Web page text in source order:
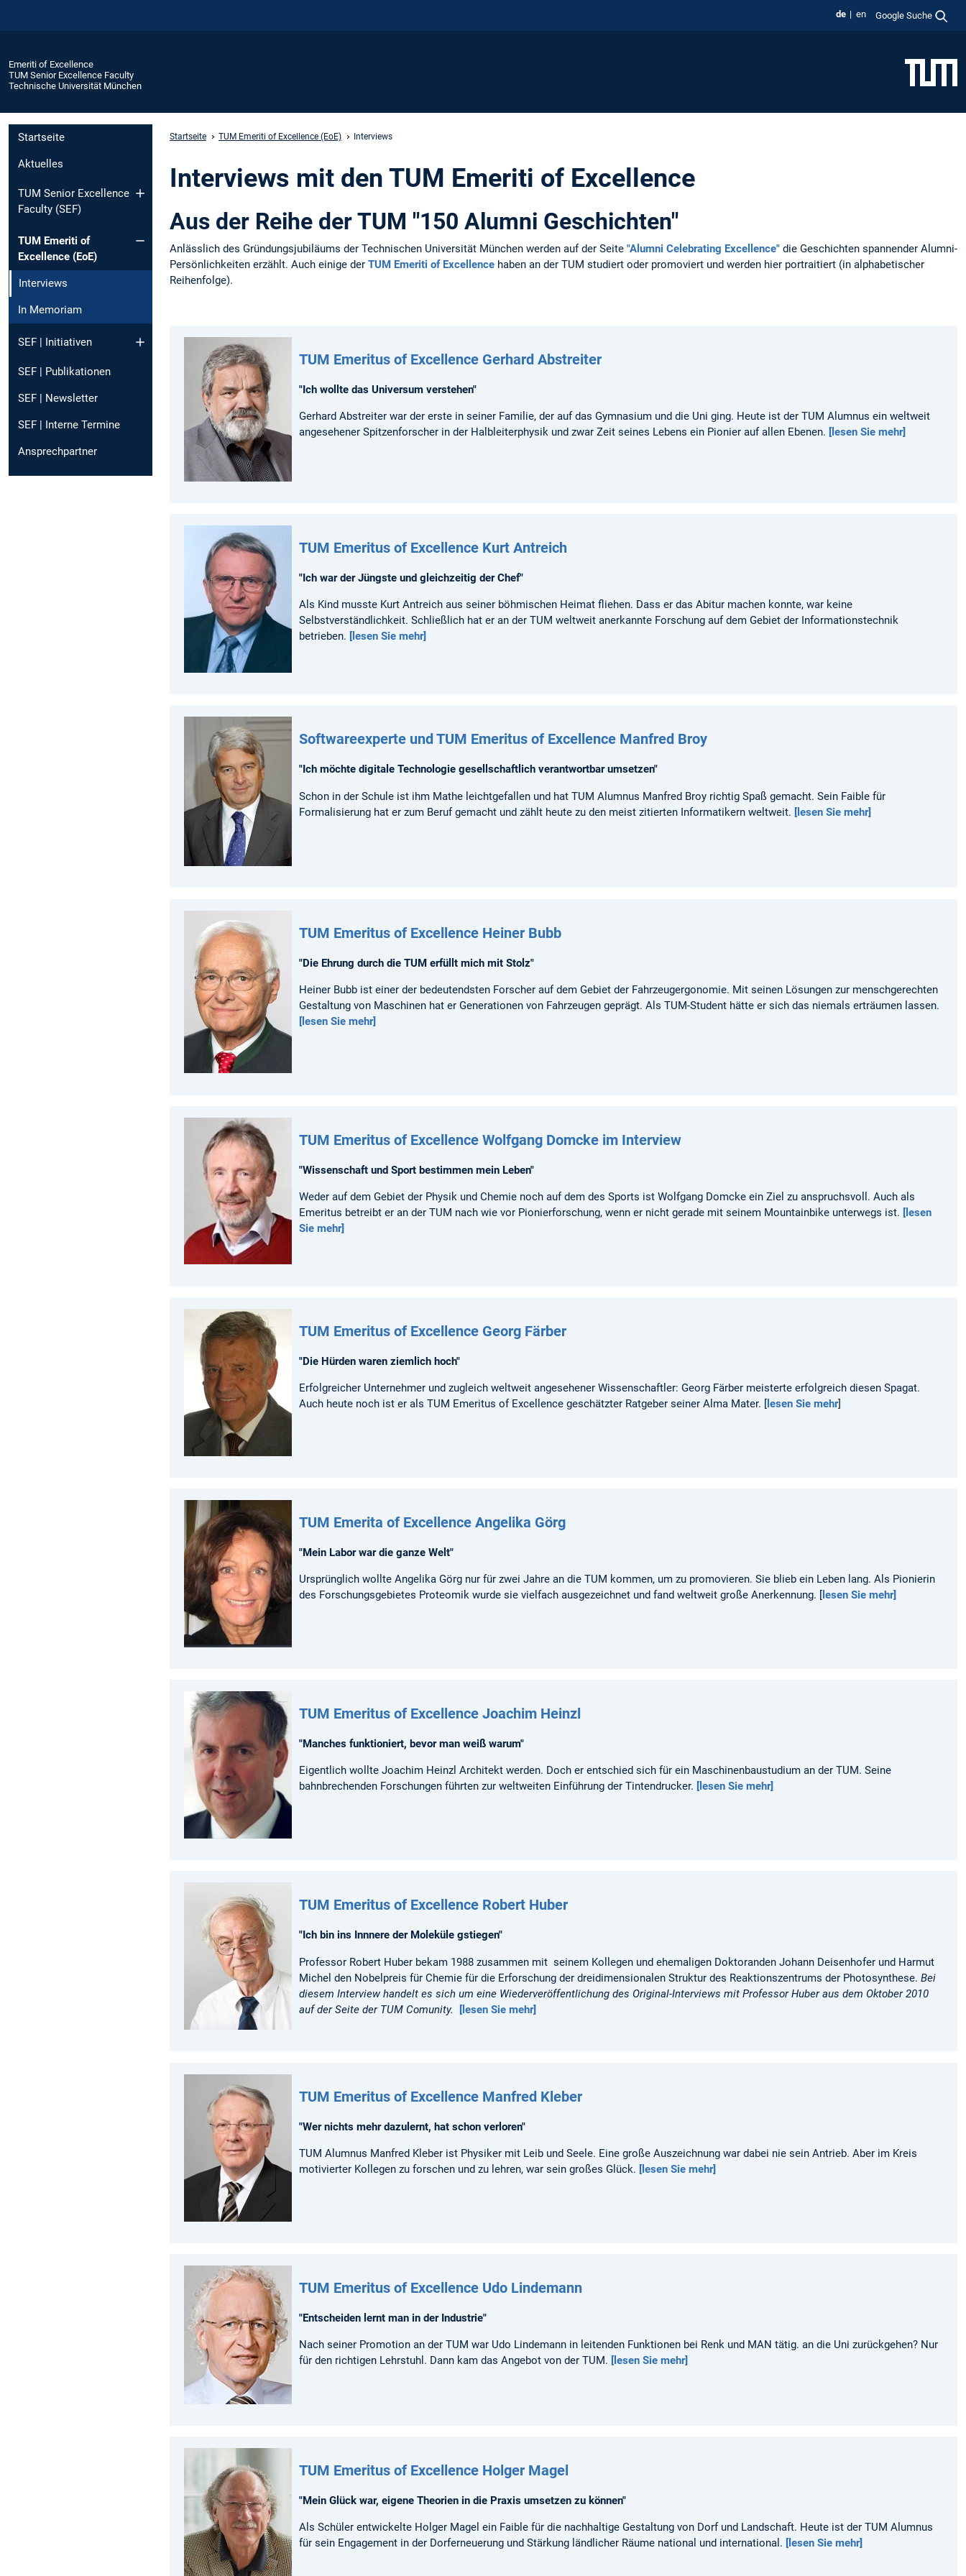
de en Google Suche
Emeriti of Excellence
TUM Senior Excellence Faculty
Technische Universität München
Startseite
Aktuelles
TUM Senior Excellence
Faculty (SEF)
TUM Emeriti of
Excellence (EoE)
Interviews
In Memoriam
SEF | Initiativen
SEF | Publikationen
SEF | Newsletter
SEF | Interne Termine
Ansprechpartner
Startseite TUM Emeriti of Excellence (EoE) Interviews
Interviews mit den TUM Emeriti of Excellence
Aus der Reihe der TUM "150 Alumni Geschichten"
Anlässlich des Gründungsjubiläums der Technischen Universität München werden auf der Seite "Alumni Celebrating Excellence" die Geschichten spannender Alumni-
Persönlichkeiten erzählt. Auch einige der TUM Emeriti of Excellence haben an der TUM studiert oder promoviert und werden hier portraitiert (in alphabetischer
Reihenfolge).
TUM Emeritus of Excellence Gerhard Abstreiter
"Ich wollte das Universum verstehen"
Gerhard Abstreiter war der erste in seiner Familie, der auf das Gymnasium und die Uni ging. Heute ist der TUM Alumnus ein weltweit
angesehener Spitzenforscher in der Halbleiterphysik und zwar Zeit seines Lebens ein Pionier auf allen Ebenen. [lesen Sie mehr]
TUM Emeritus of Excellence Kurt Antreich
"Ich war der Jüngste und gleichzeitig der Chef"
Als Kind musste Kurt Antreich aus seiner böhmischen Heimat fliehen. Dass er das Abitur machen konnte, war keine
Selbstverständlichkeit. Schließlich hat er an der TUM weltweit anerkannte Forschung auf dem Gebiet der Informationstechnik
betrieben. [lesen Sie mehr]
Softwareexperte und TUM Emeritus of Excellence Manfred Broy
"Ich möchte digitale Technologie gesellschaftlich verantwortbar umsetzen"
Schon in der Schule ist ihm Mathe leichtgefallen und hat TUM Alumnus Manfred Broy richtig Spaß gemacht. Sein Faible für
Formalisierung hat er zum Beruf gemacht und zählt heute zu den meist zitierten Informatikern weltweit. [lesen Sie mehr]
TUM Emeritus of Excellence Heiner Bubb
"Die Ehrung durch die TUM erfüllt mich mit Stolz"
Heiner Bubb ist einer der bedeutendsten Forscher auf dem Gebiet der Fahrzeugergonomie. Mit seinen Lösungen zur menschgerechten
Gestaltung von Maschinen hat er Generationen von Fahrzeugen geprägt. Als TUM-Student hätte er sich das niemals erträumen lassen.
[lesen Sie mehr]
TUM Emeritus of Excellence Wolfgang Domcke im Interview
"Wissenschaft und Sport bestimmen mein Leben"
Weder auf dem Gebiet der Physik und Chemie noch auf dem des Sports ist Wolfgang Domcke ein Ziel zu anspruchsvoll. Auch als
Emeritus betreibt er an der TUM nach wie vor Pionierforschung, wenn er nicht gerade mit seinem Mountainbike unterwegs ist. [lesen
Sie mehr]
TUM Emeritus of Excellence Georg Färber
"Die Hürden waren ziemlich hoch"
Erfolgreicher Unternehmer und zugleich weltweit angesehener Wissenschaftler: Georg Färber meisterte erfolgreich diesen Spagat.
Auch heute noch ist er als TUM Emeritus of Excellence geschätzter Ratgeber seiner Alma Mater. [ lesen Sie mehr]
TUM Emerita of Excellence Angelika Görg
"Mein Labor war die ganze Welt"
Ursprünglich wollte Angelika Görg nur für zwei Jahre an die TUM kommen, um zu promovieren. Sie blieb ein Leben lang. Als Pionierin
des Forschungsgebietes Proteomik wurde sie vielfach ausgezeichnet und fand weltweit große Anerkennung. [ lesen Sie mehr]
TUM Emeritus of Excellence Joachim Heinzl
"Manches funktioniert, bevor man weiß warum"
Eigentlich wollte Joachim Heinzl Architekt werden. Doch er entschied sich für ein Maschinenbaustudium an der TUM. Seine
bahnbrechenden Forschungen führten zur weltweiten Einführung der Tintendrucker. [lesen Sie mehr]
TUM Emeritus of Excellence Robert Huber
"Ich bin ins Innnere der Moleküle gstiegen"
Professor Robert Huber bekam 1988 zusammen mit seinem Kollegen und ehemaligen Doktoranden Johann Deisenhofer und Harmut
Michel den Nobelpreis für Chemie für die Erforschung der dreidimensionalen Struktur des Reaktionszentrums der Photosynthese. Bei
diesem Interview handelt es sich um eine Wiederveröffentlichung des Original-Interviews mit Professor Huber aus dem Oktober 2010
auf der Seite der TUM Comunity.
[lesen Sie mehr]
TUM Emeritus of Excellence Manfred Kleber
"Wer nichts mehr dazulernt, hat schon verloren"
TUM Alumnus Manfred Kleber ist Physiker mit Leib und Seele. Eine große Auszeichnung war dabei nie sein Antrieb. Aber im Kreis
motivierter Kollegen zu forschen und zu lehren, war sein großes Glück. [lesen Sie mehr]
TUM Emeritus of Excellence Udo Lindemann
"Entscheiden lernt man in der Industrie"
Nach seiner Promotion an der TUM war Udo Lindemann in leitenden Funktionen bei Renk und MAN tätig. an die Uni zurückgehen? Nur
für den richtigen Lehrstuhl. Dann kam das Angebot von der TUM. [lesen Sie mehr]
TUM Emeritus of Excellence Holger Magel
"Mein Glück war, eigene Theorien in die Praxis umsetzen zu können"
Als Schüler entwickelte Holger Magel ein Faible für die nachhaltige Gestaltung von Dorf und Landschaft. Heute ist der TUM Alumnus
für sein Engagement in der Dorferneuerung und Stärkung ländlicher Räume national und international. [lesen Sie mehr]